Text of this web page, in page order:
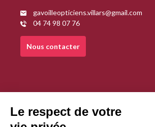
gavoilleopticiens.villars@gmail.com
04 74 98 07 76
Nous contacter
Mentions légales Politique